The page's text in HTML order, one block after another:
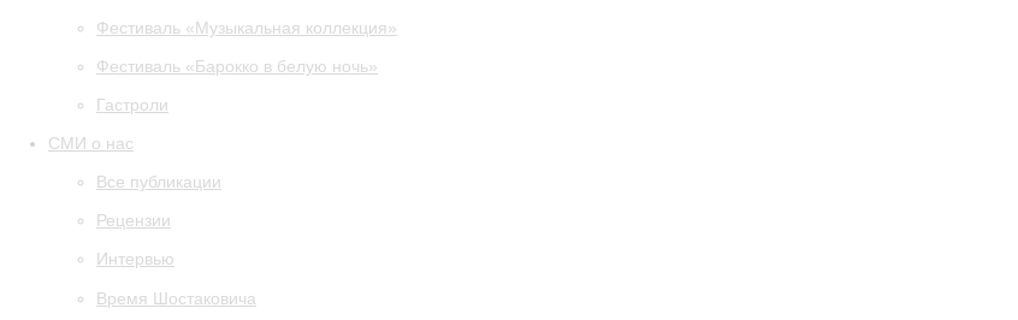
Фестиваль «Музыкальная коллекция»
Фестиваль «Барокко в белую ночь»
Гастроли
СМИ о нас
Все публикации
Рецензии
Интервью
Время Шостаковича